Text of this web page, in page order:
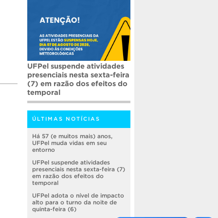
UFPel suspende atividades
presenciais nesta sexta-feira
(7) em razão dos efeitos do
temporal
ÚLTIMAS NOTÍCIAS
Há 57 (e muitos mais) anos,
UFPel muda vidas em seu
entorno
UFPel suspende atividades
presenciais nesta sexta-feira (7)
em razão dos efeitos do
temporal
UFPel adota o nível de impacto
alto para o turno da noite de
quinta-feira (6)